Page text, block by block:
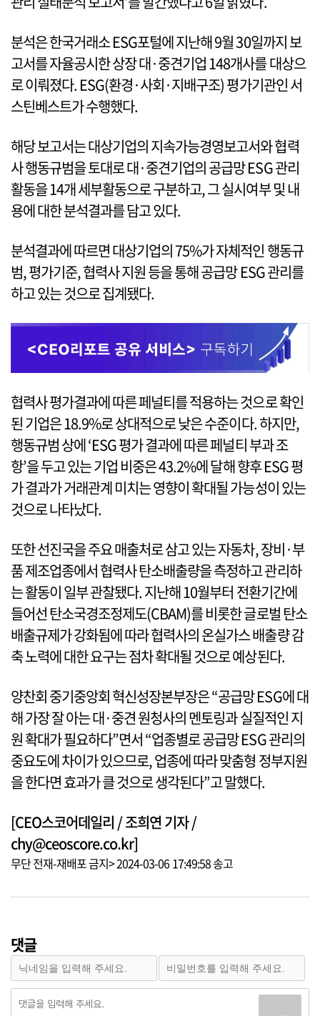
분석은 한국거래소 ESG포털에 지난해 9월 30일까지 보
고서를 자율공시한 상장 대·중견기업 148개사를 대상으
로 이뤄졌다. ESG(환경·사회·지배구조) 평가기관인 서
스틴베스트가 수행했다.
해당 보고서는 대상기업의 지속가능경영보고서와 협력
사 행동규범을 토대로 대·중견기업의 공급망 ESG 관리
활동을 14개 세부활동으로 구분하고, 그 실시여부 및 내
용에 대한 분석결과를 담고 있다.
분석결과에 따르면 대상기업의 75%가 자체적인 행동규
범, 평가기준, 협력사 지원 등을 통해 공급망 ESG 관리를
하고 있는 것으로 집계됐다.
협력사 평가결과에 따른 페널티를 적용하는 것으로 확인
된 기업은 18.9%로 상대적으로 낮은 수준이다. 하지만,
행동규범 상에 ‘ESG 평가 결과에 따른 페널티 부과 조
항’을 두고 있는 기업 비중은 43.2%에 달해 향후 ESG 평
가 결과가 거래관계 미치는 영향이 확대될 가능성이 있는
것으로 나타났다.
또한 선진국을 주요 매출처로 삼고 있는 자동차, 장비·부
품 제조업종에서 협력사 탄소배출량을 측정하고 관리하
는 활동이 일부 관찰됐다. 지난해 10월부터 전환기간에
들어선 탄소국경조정제도(CBAM)를 비롯한 글로벌 탄소
배출규제가 강화됨에 따라 협력사의 온실가스 배출량 감
축 노력에 대한 요구는 점차 확대될 것으로 예상된다.
양찬회 중기중앙회 혁신성장본부장은 “공급망 ESG에 대
해 가장 잘 아는 대·중견 원청사의 멘토링과 실질적인 지
원 확대가 필요하다”면서 “업종별로 공급망 ESG 관리의
중요도에 차이가 있으므로, 업종에 따라 맞춤형 정부지원
을 한다면 효과가 클 것으로 생각된다”고 말했다.
[CEO스코어데일리 / 조희연 기자 /
chy@ceoscore.co.kr]
무단 전재-재배포 금지> 2024-03-06 17:49:58 송고
댓글